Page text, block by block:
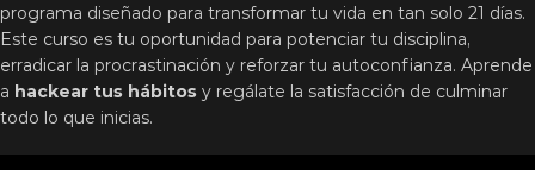
programa diseñado para transformar tu vida en tan solo 21 días.
Este curso es tu oportunidad para potenciar tu disciplina,
erradicar la procrastinación y reforzar tu autoconfianza. Aprende
a hackear tus hábitos y regálate la satisfacción de culminar
todo lo que inicias.